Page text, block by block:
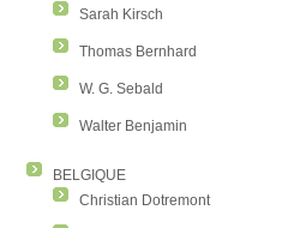
Sarah Kirsch
Thomas Bernhard
W. G. Sebald
Walter Benjamin
BELGIQUE
Christian Dotremont